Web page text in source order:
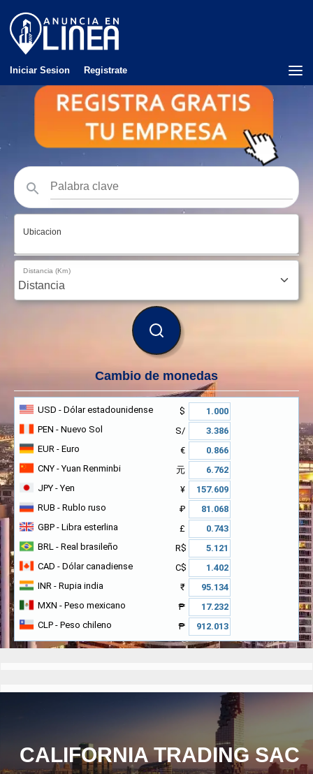
Iniciar Sesion Registrate
Ubicacion
Distancia (Km)
BUSCAR
Cambio de monedas
USD - Dólar estadounidense
$
PEN - Nuevo Sol
S/
EUR - Euro
€
CNY - Yuan Renminbi
元
JPY - Yen
¥
RUB - Rublo ruso
₽
GBP - Libra esterlina
£
BRL - Real brasileño
R$
CAD - Dólar canadiense
C$
INR - Rupia india
₹
MXN - Peso mexicano
₱
CLP - Peso chileno ₱
CALIFORNIA TRADING SAC